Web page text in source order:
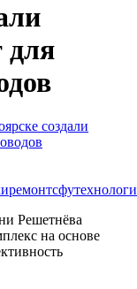
для
создали
ремонтсфу
Решетнёва
на основе